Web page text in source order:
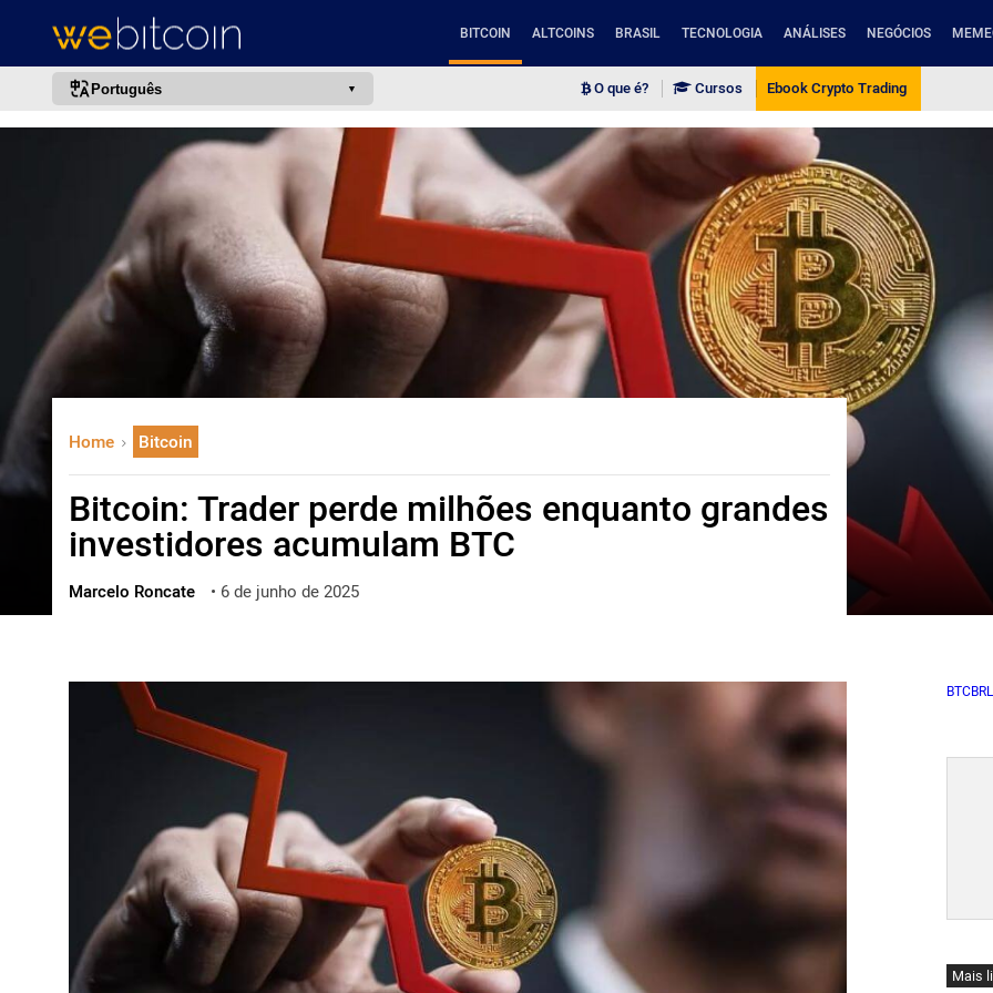
BITCOIN ALTCOINS BRASIL TECNOLOGIA ANÁLISES NEGÓCIOS
Português
english
español
français
italiano
deutsch
한국어
العربية
ไทย
ქართული
O que é? Cursos Ebook Crypto Trading
Home Bitcoin
Bitcoin: Trader perde milhões enquanto grandes
investidores acumulam BTC
Marcelo Roncate • 6 de junho de 2025
Mais